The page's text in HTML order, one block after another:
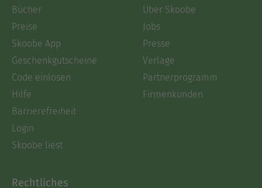
Bücher
Preise
Skoobe App
Geschenkgutscheine
Code einlösen
Hilfe
Barrierefreiheit
Login
Skoobe liest
Über Skoobe
Jobs
Presse
Verlage
Partnerprogramm
Firmenkunden
Rechtliches